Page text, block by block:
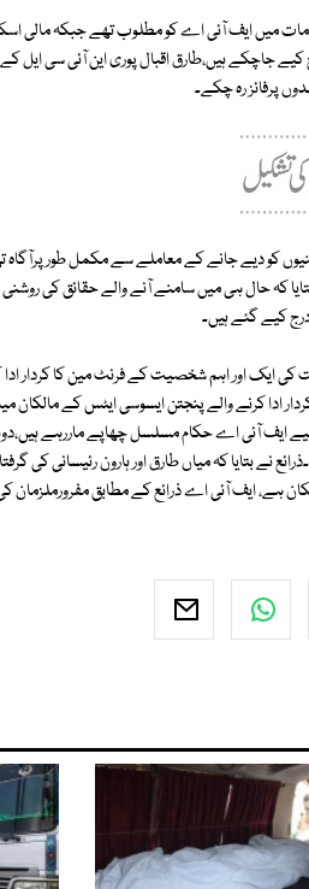
پوری ٹریڈسبسڈی کی مدمیں ہونے والے اربوں روپے کی کرپشن کے10 مقدمات میں ایف آئی اے کو مطلوب تھے
حقائق کی روشنی میں مجموعی طورپر18 مقدمات درج کیے جاچکے ہیں،طارق اقبال پوری این آئی سی ایل کے
پرفائز رہ چکے۔
کو دیے جانے کے معاملے سے مکمل طورپرآگاہ
کی ایک اور اہم شخصیت کے فرنٹ مین کا کردار ادا
ادا کرنے والے پنجتن ایسوسی ایٹس کے مالکان
ایف آئی اے حکام مسلسل چھاپے ماررہے
بتایا کہ میاں طارق اور ہارون رئیسانی کی
ایف آئی اے ذرائع کے مطابق مفرورملزمان